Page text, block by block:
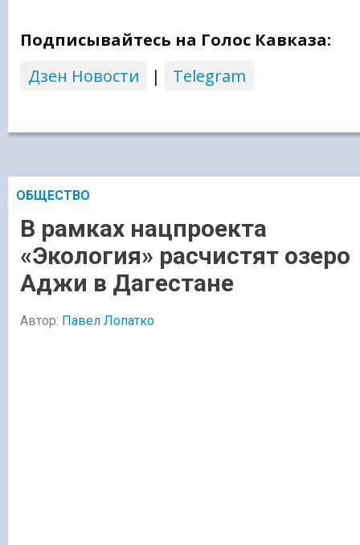
Подписывайтесь на Голос Кавказа:
Дзен Новости
| Telegram
ОБЩЕСТВО
В рамках нацпроекта
«Экология» расчистят озеро
Аджи в Дагестане
Автор: Павел Лопатко